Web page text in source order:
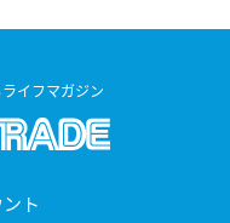
イフマガジン
ト